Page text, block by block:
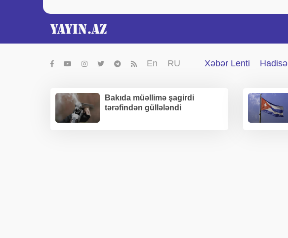
En RU Xəbər Lenti Hadisə
Bakıda müəllimə şagirdi
tərəfindən güllələndi